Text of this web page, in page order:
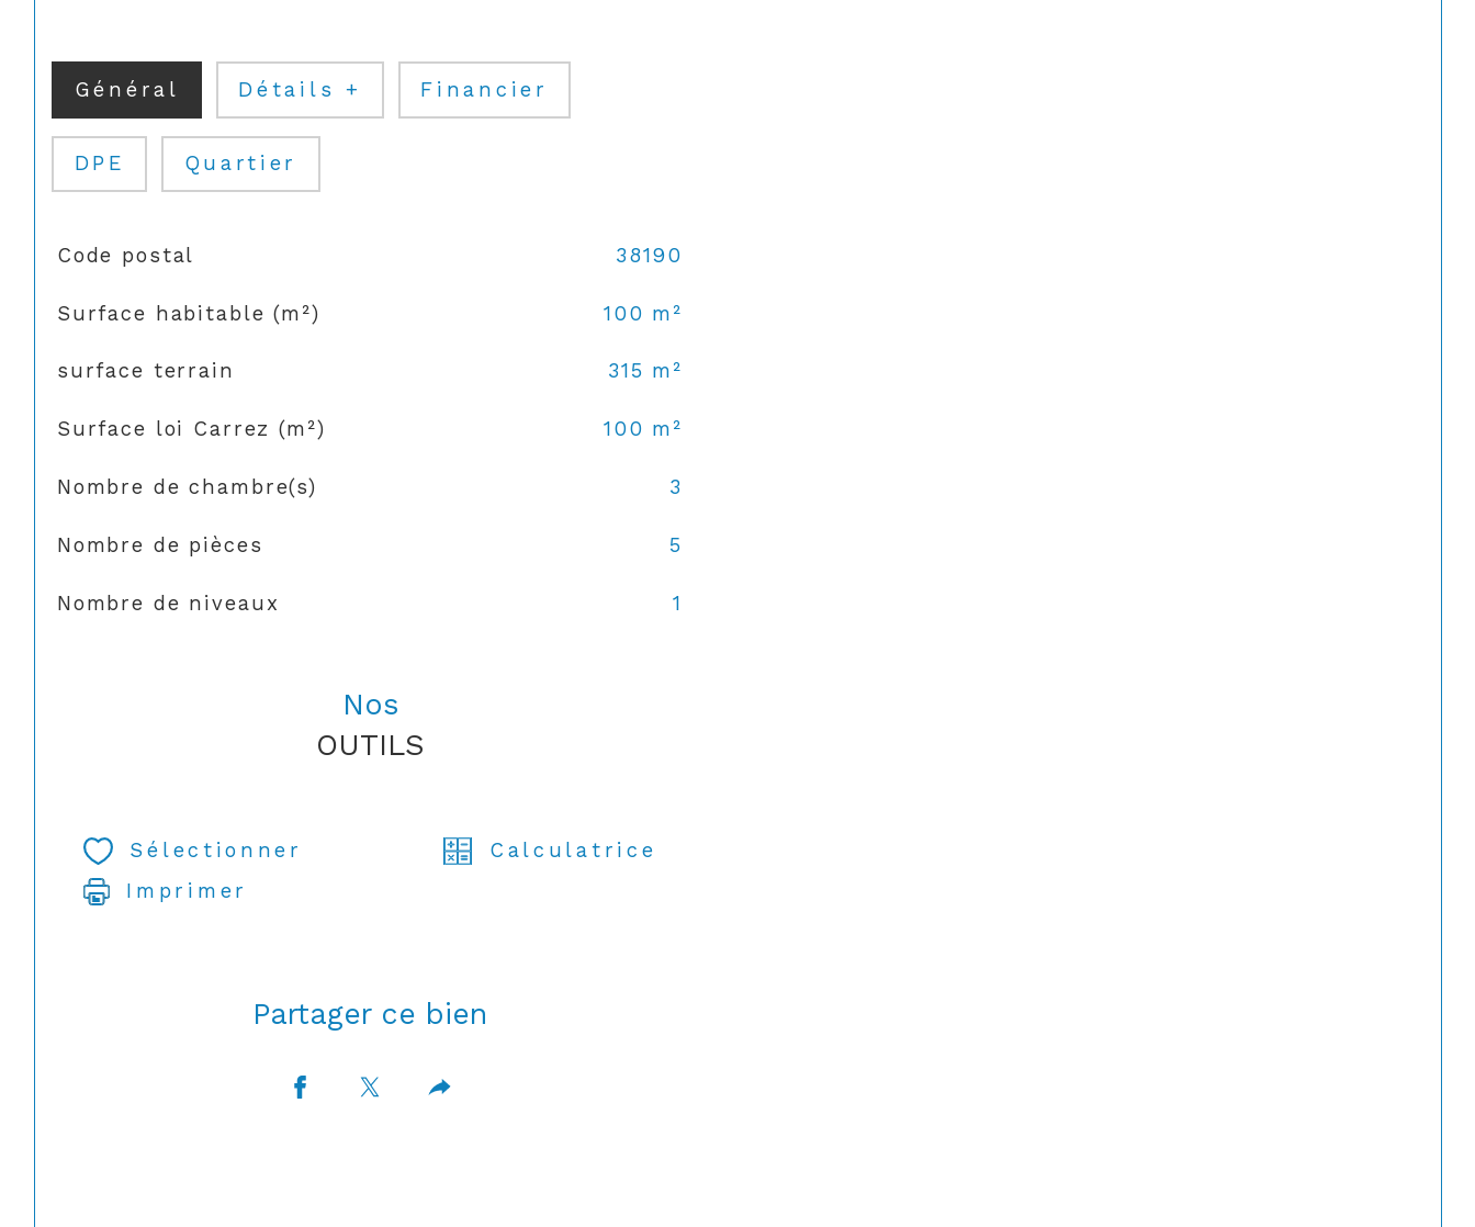
Général Détails + Financier
DPE Quartier
TRAD_SIROCCO_Caracteristique
Code postal 38190
Surface habitable (m²) 100 m²
surface terrain 315 m²
Surface loi Carrez (m²) 100 m²
Nombre de chambre(s) 3
Nombre de pièces 5
Nombre de niveaux 1
Nos
OUTILS
Sélectionner
Calculatrice
Imprimer
Partager ce bien